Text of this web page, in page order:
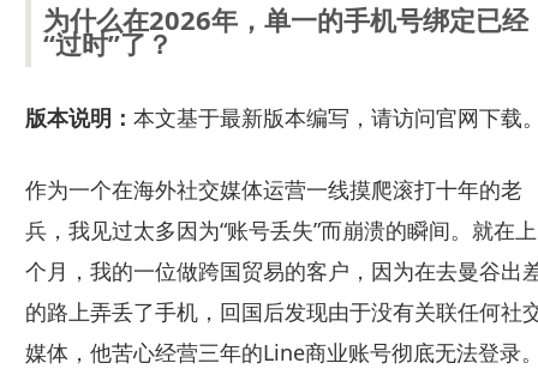
为什么在2026年，单一的手机号绑定已经
“过时”了？
版本说明： 本文基于最新版本编写，请访问官网下载
作为一个在海外社交媒体运营一线摸爬滚打十年的老
兵，我见过太多因为“账号丢失”而崩溃的瞬间。就在上
个月，我的一位做跨国贸易的客户，因为在去曼谷出
的路上弄丢了手机，回国后发现由于没有关联任何社
媒体，他苦心经营三年的Line商业账号彻底无法登录